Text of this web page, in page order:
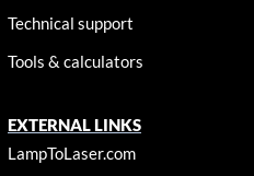
Technical support
Tools & calculators
EXTERNAL LINKS
LampToLaser.com